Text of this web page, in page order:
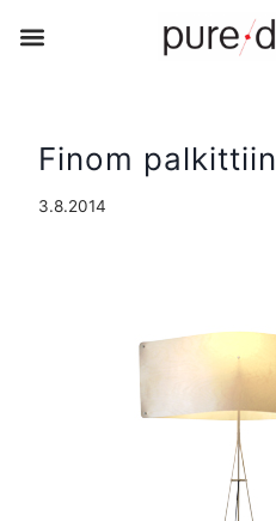
Finom palkittiin
3.8.2014